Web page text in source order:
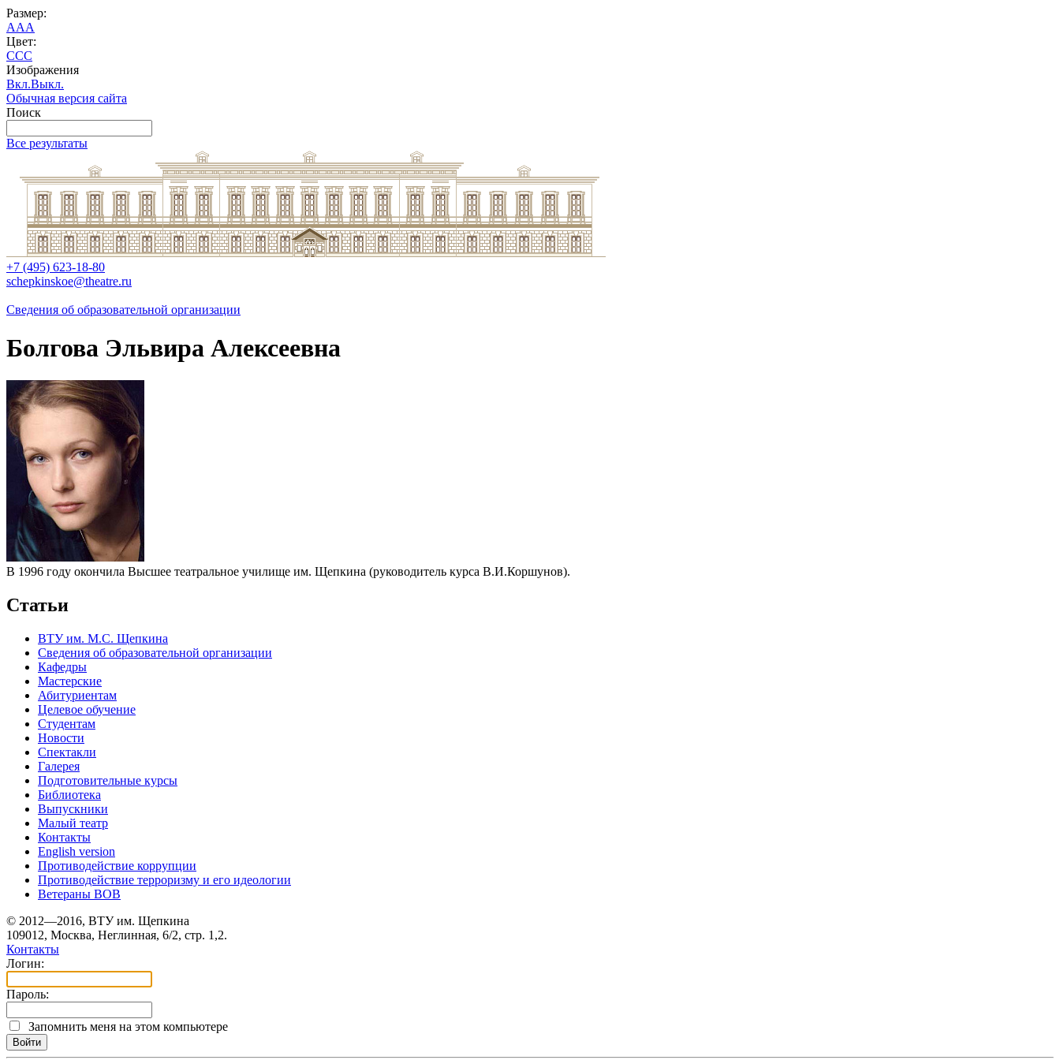
Размер:
AAA
Цвет:
CCC
Изображения
Вкл.Выкл.
Обычная версия сайта
Поиск
Все результаты
+7 (495) 623-18-80
schepkinskoe@theatre.ru
Сведения об образовательной организации
Болгова Эльвира Алексеевна
В 1996 году окончила Высшее театральное училище им. Щепкина (руководитель курса В.И.Коршунов).
Статьи
ВТУ им. М.С. Щепкина
Сведения об образовательной организации
Кафедры
Мастерские
Абитуриентам
Целевое обучение
Студентам
Новости
Спектакли
Галерея
Подготовительные курсы
Библиотека
Выпускники
Малый театр
Контакты
English version
Противодействие коррупции
Противодействие терроризму и его идеологии
Ветераны ВОВ
© 2012—2016, ВТУ им. Щепкина
109012, Москва, Неглинная, 6/2, стр. 1,2.
Контакты
Логин:
Пароль:
Запомнить меня на этом компьютере